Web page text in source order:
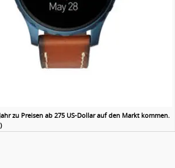
zu Preisen ab 275 US-Dollar auf den Markt kommen.